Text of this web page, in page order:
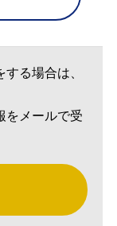
る場合は、
をメールで受